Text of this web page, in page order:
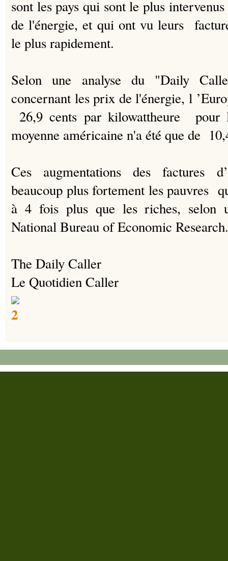
sont les pays qui sont le plus
de l'énergie, et qui ont vu leurs
le plus rapidement.
Selon une analyse du "Daily
concernant les prix de l'énergie, l
26,9 cents par kilowattheure pour
moyenne américaine n'a été que de
Ces augmentations des factures
beaucoup plus fortementles pauvres
à 4 fois plus que les riches, selon
National Bureau of Economic Research.
The Daily Caller
Le Quotidien Caller